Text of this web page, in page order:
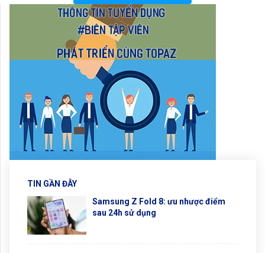
TIN GẦN ĐÂY
Samsung Z Fold 8: ưu nhược điểm
sau 24h sử dụng